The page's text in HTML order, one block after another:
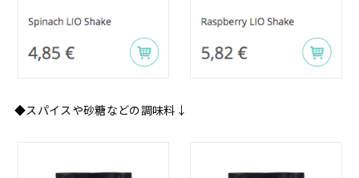
◆スパイスや砂糖などの調味料↓